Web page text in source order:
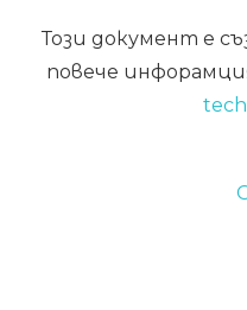
Този документ е
повече